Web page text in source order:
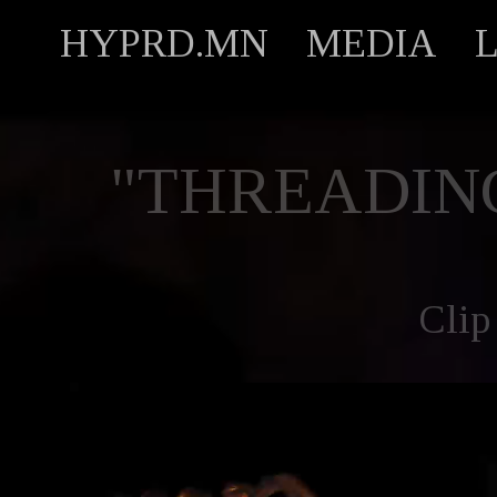
HYPRD.MN MEDIA